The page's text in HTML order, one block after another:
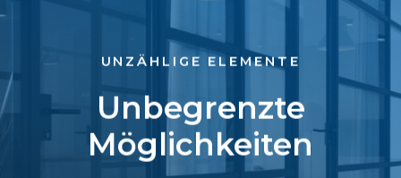
UNZÄHLIGE ELEMENTE
Unbegrenzte
Möglichkeiten